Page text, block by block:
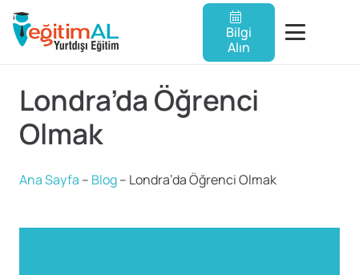
Bilgi
Alın
Londra’da Öğrenci
Olmak
Ana Sayfa – Blog– Londra’da Öğrenci Olmak